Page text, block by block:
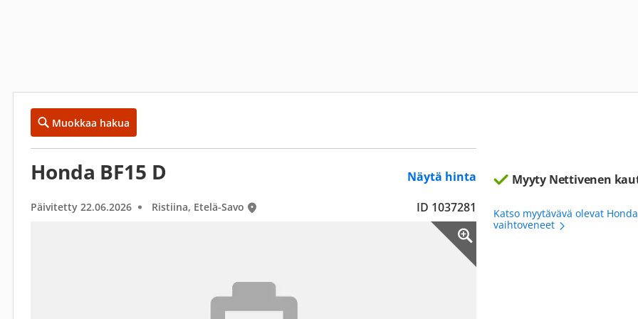
Muokkaa hakua
Honda BF15 D Näytä hinta
Päivitetty 22.06.2026 Ristiina, Etelä-Savo ID 1037281
Myyty Nettivenen
Katso myytävävä olevat
vaihtoveneet